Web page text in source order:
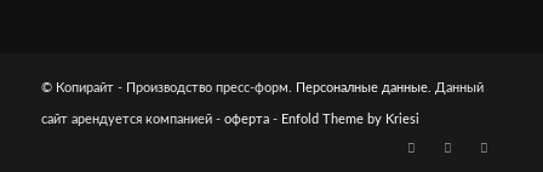
© Копирайт - Производство пресс-форм. Персоналные данные. Данный
сайт арендуется компанией - оферта- Enfold Theme by Kriesi